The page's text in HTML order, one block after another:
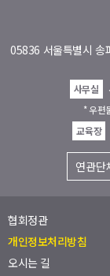
05836 서울특별시 송
사무실
* 우편
교육장
협회정관
개인정보처리방침
오시는 길